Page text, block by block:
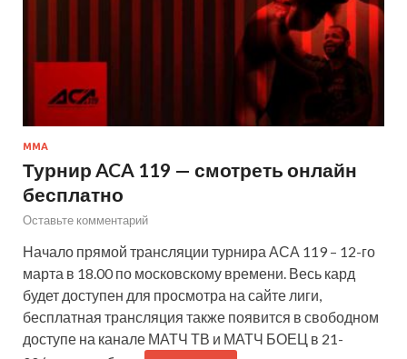
MMA
Турнир ACA 119 — смотреть онлайн
бесплатно
Оставьте комментарий
Начало прямой трансляции турнира АСА 119 – 12-го
марта в 18.00 по московскому времени. Весь кард
будет доступен для просмотра на сайте лиги,
бесплатная трансляция также появится в свободном
доступе на канале МАТЧ ТВ и МАТЧ БОЕЦ в 21-